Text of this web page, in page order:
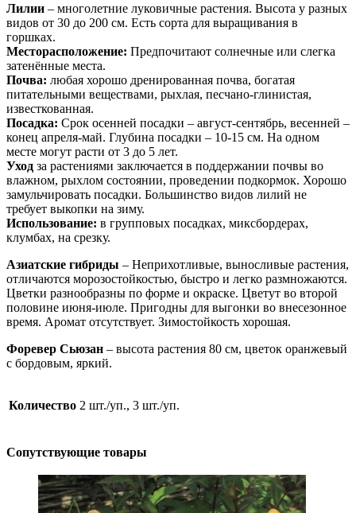
Лилии – многолетние луковичные растения. Высота у разных
видов от 30 до 200 см. Есть сорта для выращивания в
горшках.
Месторасположение: Предпочитают солнечные или слегка
затенённые места.
Почва: любая хорошо дренированная почва, богатая
питательными веществами, рыхлая, песчано-глинистая,
известкованная.
Посадка: Срок осенней посадки – август-сентябрь, весенней –
конец апреля-май. Глубина посадки – 10-15 см. На одном
месте могут расти от 3 до 5 лет.
Уход за растениями заключается в поддержании почвы во
влажном, рыхлом состоянии, проведении подкормок. Хорошо
замульчировать посадки. Большинство видов лилий не
требует выкопки на зиму.
Использование: в групповых посадках, миксбордерах,
клумбах, на срезку.
Азиатские гибриды – Неприхотливые, выносливые растения,
отличаются морозостойкостью, быстро и легко размножаются.
Цветки разнообразны по форме и окраске. Цветут во второй
половине июня-июле. Пригодны для выгонки во внесезонное
время. Аромат отсутствует. Зимостойкость хорошая.
Форевер Сьюзан – высота растения 80 см, цветок оранжевый
с бордовым, яркий.
Количество 2 шт./уп., 3 шт./уп.
Сопутствующие товары